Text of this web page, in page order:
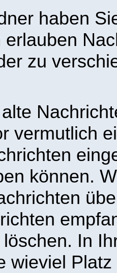
haben
erlauben
zu
vermutlich
können.
In
wieviel